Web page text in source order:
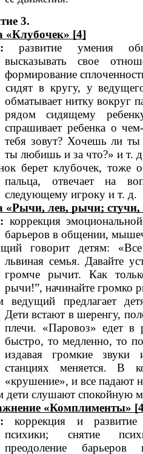
3.
«Клубочек» [4]
:развитие умения
высказывать свое
формирование
сидят в кругу, у
обматывает нитку вокруг
рядом сидящему
спрашивает ребенка о
тебя зовут? Хочешь ли
ты любишь и за что?» и т.
берет клубочек, тоже
пальца, отвечает на
следующему игроку и т. д.
«Рычи, лев, рычи; стучи,
: коррекция
барьеров в общении,
говорит детям:
львиная семья. Давайте
громче рычит. Как
рычи!”, начинайте громко
ведущий предлагает
Дети встают в шеренгу,
плечи. «Паровоз» едет в
быстро, то медленно, то
издавая громкие
станциях меняется. В
«крушение», и все падают
дети слушают спокойную
«Комплименты»
:коррекция и
психики; снятие
преодоление